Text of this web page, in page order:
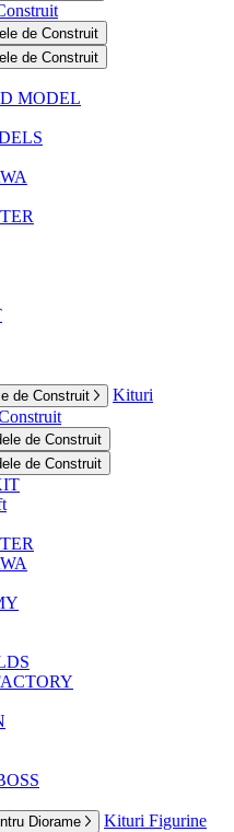
de Construit
de Construit
MODEL
de Construit
Kituri
de Construit
de Construit
Diorame
Kituri Figurine